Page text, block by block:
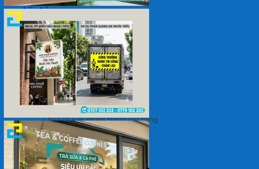
Liên hệ
Tìm
kiếm:
Giỏ hàng / 0₫
Chưa có sản phẩm trong giỏ hàng.
Quay trở lại cửa hàng